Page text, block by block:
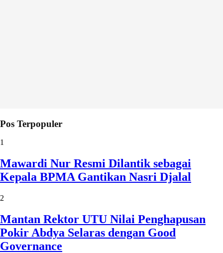
Pos Terpopuler
1
Mawardi Nur Resmi Dilantik sebagai
Kepala BPMA Gantikan Nasri Djalal
2
Mantan Rektor UTU Nilai Penghapusan
Pokir Abdya Selaras dengan Good
Governance